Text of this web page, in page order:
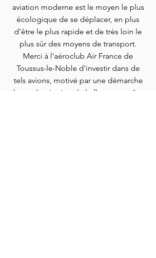
aviation moderne est le moyen le plus
écologique de se déplacer, en plus
d'être le plus rapide et de très loin le
plus sûr des moyens de transport.
Merci à l'aéroclub Air France de
Toussus-le-Noble d'investir dans de
tels avions, motivé par une démarche
de modernisation de la flotte pour être